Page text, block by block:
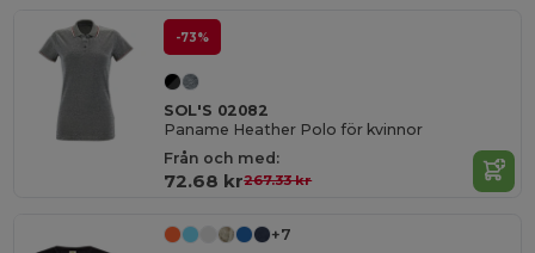
-73%
SOL'S 02082
Paname Heather Polo för kvinnor
Från och med:
72.68 kr267.33 kr
+7